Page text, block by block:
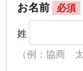
お名前 必須
姓
（例：協商 太